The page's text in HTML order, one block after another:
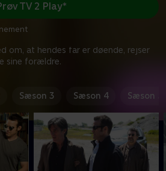
om, at hendes far er døende, rejser
sine forældre.
TV 2 Play*
Sæson 3 Sæson 4 Sæson 5